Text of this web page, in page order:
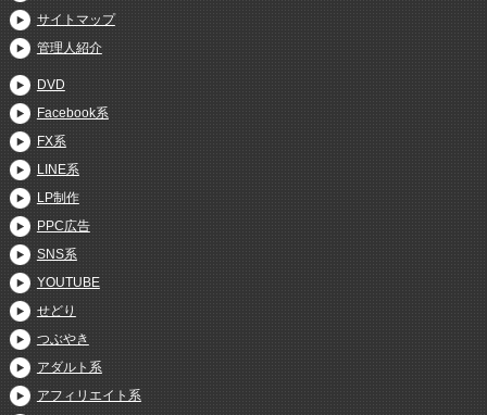
サイトマップ
管理人紹介
DVD
Facebook系
FX系
LINE系
LP制作
PPC広告
SNS系
YOUTUBE
せどり
つぶやき
アダルト系
アフィリエイト系